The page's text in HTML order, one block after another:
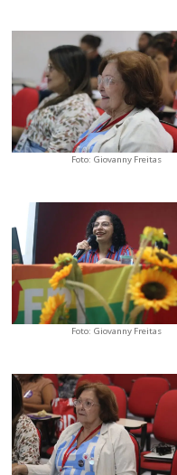
Foto: Giovanny Freitas
Foto: Giovanny Freitas